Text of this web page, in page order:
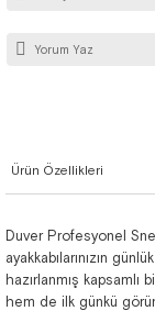
Yorum Yaz
Ürün Özellikleri
Duver Profesyonel
ayakkabılarınızın
hazırlanmış kapsamlı
hem de ilk günkü